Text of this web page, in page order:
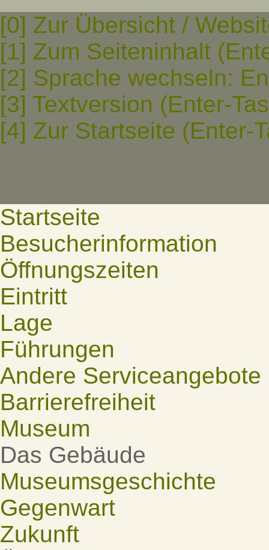
[0] Zur Übersicht /
[1] Zum Seiteninhalt
[2] Sprache wechseln:
[3] Textversion (Enter-
[4] Zur Startseite (Enter-
Startseite
Besucherinformation
Öffnungszeiten
Eintritt
Lage
Führungen
Andere Serviceangebote
Barrierefreiheit
Museum
Das Gebäude
Museumsgeschichte
Gegenwart
Zukunft